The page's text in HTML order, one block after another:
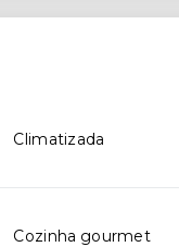
Climatizada
Cozinha gourmet